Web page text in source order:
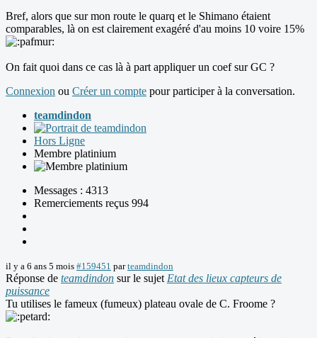
Bref, alors que sur mon route le quarq et le Shimano étaient
comparables, là on est clairement exagéré d'au moins 10 voire 15%
On fait quoi dans ce cas là à part appliquer un coef sur GC ?
Connexion ou Créer un compte pour participer à la conversation.
teamdindon
Hors Ligne
Membre platinium
Messages : 4313
Remerciements reçus 994
il y a 6 ans 5 mois #159451 parteamdindon
Réponse de teamdindon sur le sujet Etat des lieux capteurs de
puissance
Tu utilises le fameux (fumeux) plateau ovale de C. Froome ?